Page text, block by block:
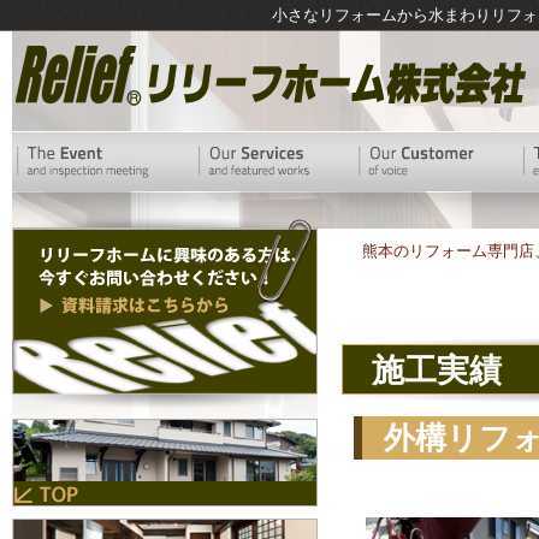
小さなリフォームから水まわりリフ
熊本のリフォーム専門
施工実績
外構リフ